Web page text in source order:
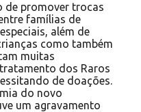
de promover trocas
famílias de
além de
como também
muitas
dos Raros
de doações.
do novo
um agravamento